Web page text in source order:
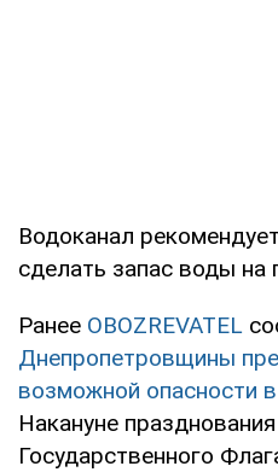
Водоканал
сделать запас воды на
Ранее OBOZREVATEL
Днепропетровщины
возможной опасности
Накануне
Государственного